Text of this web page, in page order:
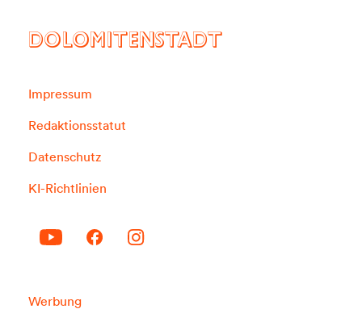
DOLOMITENSTADT
Impressum
Redaktionsstatut
Datenschutz
KI-Richtlinien
Werbung